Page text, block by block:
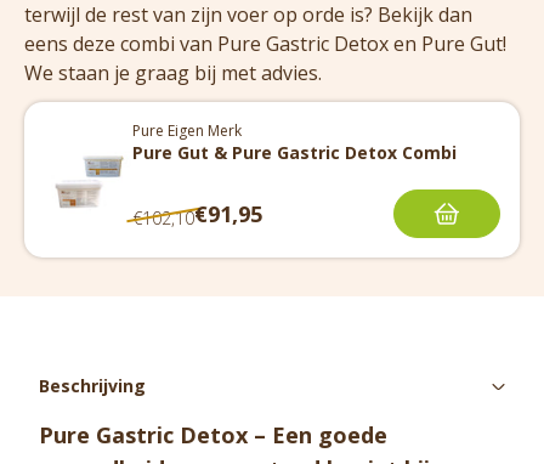
terwijl de rest van zijn voer op orde is? Bekijk dan
eens deze combi van Pure Gastric Detox en Pure Gut!
We staan je graag bij met advies.
Pure Eigen Merk
Pure Gut & Pure Gastric Detox Combi
€102,10€91,95
Beschrijving
Pure Gastric Detox – Een goede